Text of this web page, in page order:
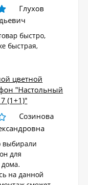
Глухов
быстро,
быстрая,
цветной
"Настольный
7 (1+1)"
Созинова
выбирали
для
дома.
на данной